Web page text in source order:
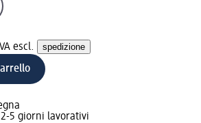
escl. spedizione
5 giorni lavorativi